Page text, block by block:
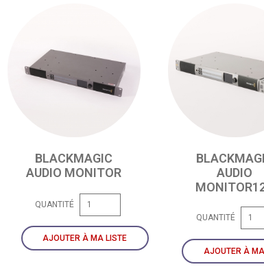
BLACKMAGIC
AUDIO MONITOR
QUANTITÉ
AJOUTER À MA LISTE
AUDIO
QUANTITÉ
AJOUTER À